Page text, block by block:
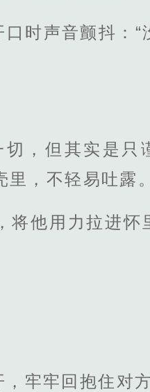
时声音颤抖：“
，但其实是只
，不轻易吐露。
将他用力拉进怀
牢牢回抱住对方